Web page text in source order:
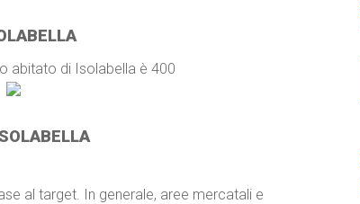
abitato di Isolabella è 400
al target. In generale, aree mercatali e